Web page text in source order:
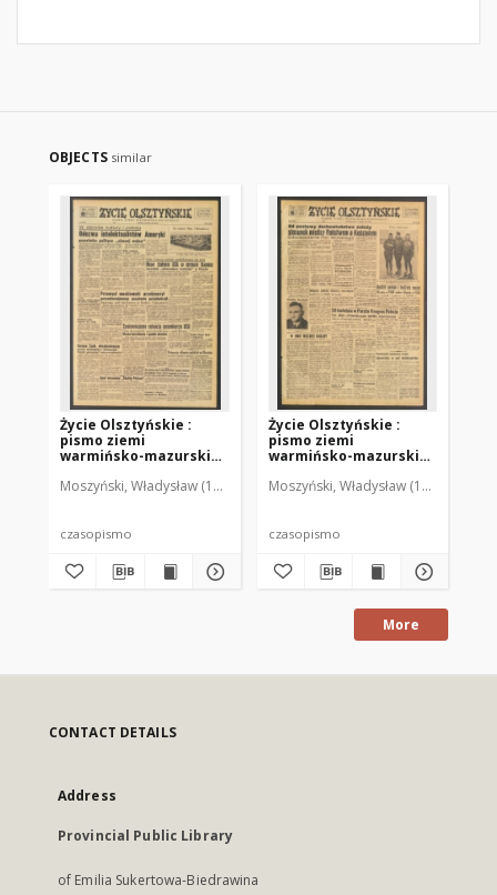
OBJECTS similar
Życie Olsztyńskie :
pismo ziemi
warmińsko-mazurskiej,
Moszyński, Władysław (1922-2001). Red. Mroczkowski, Włodzimierz
czasopismo
Życie Olsztyńskie :
pismo ziemi
warmińsko-mazurskiej,
Moszyński, Władysław (1922-2001).
czasopismo
More
CONTACT DETAILS
Address
Provincial Public Library
of Emilia Sukertowa-Biedrawina